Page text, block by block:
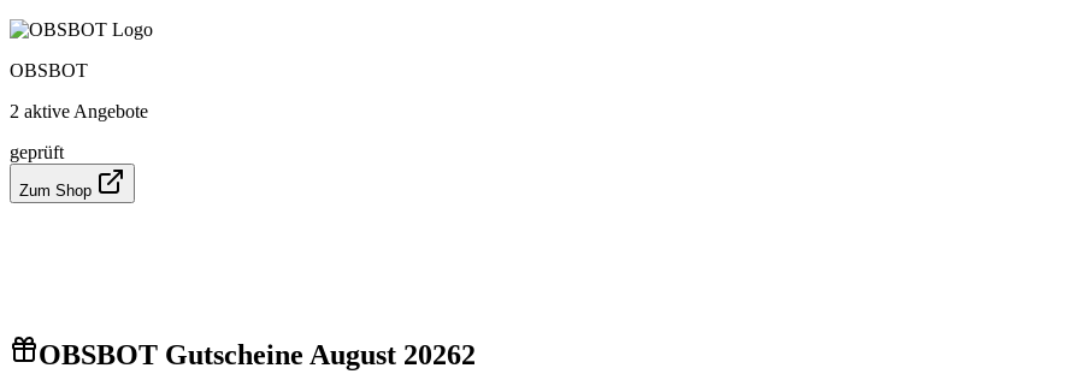
OBSBOT
2 aktive Angebote
geprüft
Zum Shop
OBSBOT Gutscheine August 20262